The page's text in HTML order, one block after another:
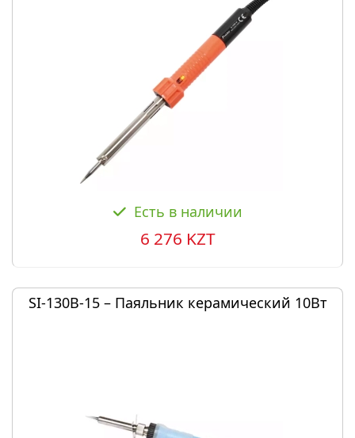
Есть в наличии
6 276 KZT
SI-130B-15 – Паяльник керамический 10Вт